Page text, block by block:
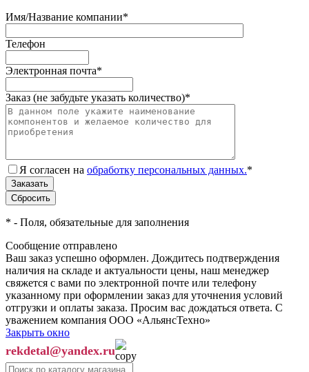
Имя/Название компании*
Телефон
Электронная почта*
Заказ (не забудьте указать количество)*
Я согласен на обработку персональных данных.*
* - Поля, обязательные для заполнения
Сообщение отправлено
Ваш заказ успешно оформлен. Дождитесь подтверждения
наличия на складе и актуальности цены, наш менеджер
свяжется с вами по электронной почте или телефону
указанному при оформлении заказ для уточнения условий
отгрузки и оплаты заказа. Просим вас дождаться ответа. С
уважением компания ООО «АльянсТехно»
Закрыть окно
rekdetal@yandex.ru